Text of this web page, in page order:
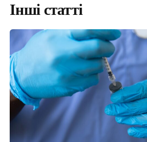
Інші статті